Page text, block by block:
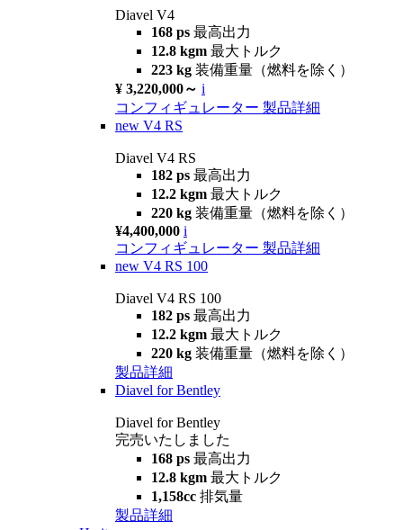
Diavel V4
168 ps 最高出力
12.8 kgm 最大トルク
223 kg 装備重量（燃料を除く）
¥ 3,220,000～ i
コンフィギュレーター 製品詳細
new V4 RS
Diavel V4 RS
182 ps 最高出力
12.2 kgm 最大トルク
220 kg 装備重量（燃料を除く）
¥4,400,000 i
コンフィギュレーター 製品詳細
new V4 RS 100
Diavel V4 RS 100
182 ps 最高出力
12.2 kgm 最大トルク
220 kg 装備重量（燃料を除く）
製品詳細
Diavel for Bentley
Diavel for Bentley
完売いたしました
168 ps 最高出力
12.8 kgm 最大トルク
1,158cc 排気量
製品詳細